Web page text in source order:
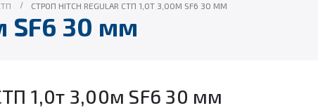
СТРОП HITCH REGULAR СТП 1,0Т 3,00М SF6 30 ММ
SF6 30 мм
1,0т 3,00м SF6 30 мм